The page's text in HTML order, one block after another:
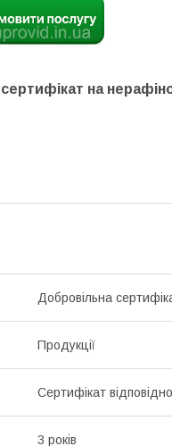
сертифікат на
Добровільна
Продукції
Сертифікат
3 років